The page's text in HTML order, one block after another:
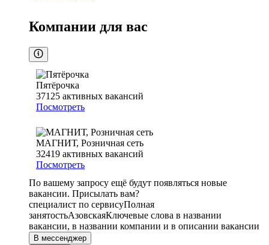
Компании для вас
Пятёрочка
37125 активных вакансий
Посмотреть
МАГНИТ, Розничная сеть
32419 активных вакансий
Посмотреть
По вашему запросу ещё будут появляться новые
вакансии. Присылать вам?
специалист по сервисуПолная
занятостьАзовскаяКлючевые слова в названии
вакансии, в названии компании и в описании вакансии
В мессенджер